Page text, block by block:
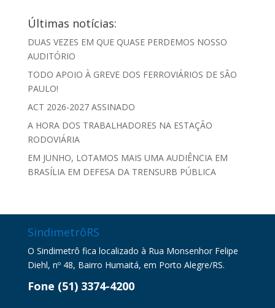
Últimas notícias:
DUAS VEZES EM QUE QUASE PERDEMOS NOSSO
AUDITÓRIO
TODO APOIO À GREVE DOS FERROVIÁRIOS DE SÃO
PAULO!
ACT 2026-2027 ASSINADO
A HORA DOS TRABALHADORES NA ESTAÇÃO
RODOVIÁRIA
EM JUNHO, LOTAMOS MAIS UMA AUDIÊNCIA EM
BRASÍLIA EM DEFESA DA TRENSURB PÚBLICA
SindimetrôRS
O Sindimetrô fica localizado à Rua Monsenhor Felipe
Diehl, nº 48, Bairro Humaitá, em Porto Alegre/RS.
Fone (51) 3374-4200